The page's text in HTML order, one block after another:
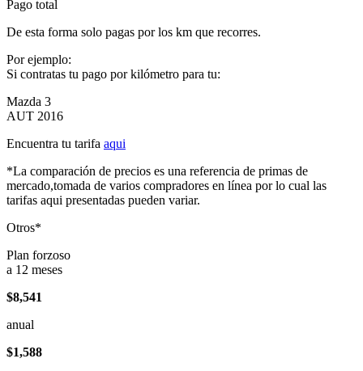
Pago total
De esta forma solo pagas por los km que recorres.
Por ejemplo:
Si contratas tu pago por kilómetro para tu:
Mazda 3
AUT 2016
Encuentra tu tarifa aqui
*La comparación de precios es una referencia de primas de
mercado,tomada de varios compradores en línea por lo cual las
tarifas aqui presentadas pueden variar.
Otros*
Plan forzoso
a 12 meses
$8,541
anual
$1,588